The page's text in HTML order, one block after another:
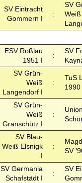
SV Eintracht
Gommern I
:
SV
Weiß
ESV Roßlau
1951 I
:
SV
SV Grün-
Weiß
Langendorf I
:
TuS
1990
SV Grün-
Weiß
Granschütz I
:
SV Blau-
Weiß Elsnigk
I
:
SV
SV Germania
Schafstädt I
:
SV